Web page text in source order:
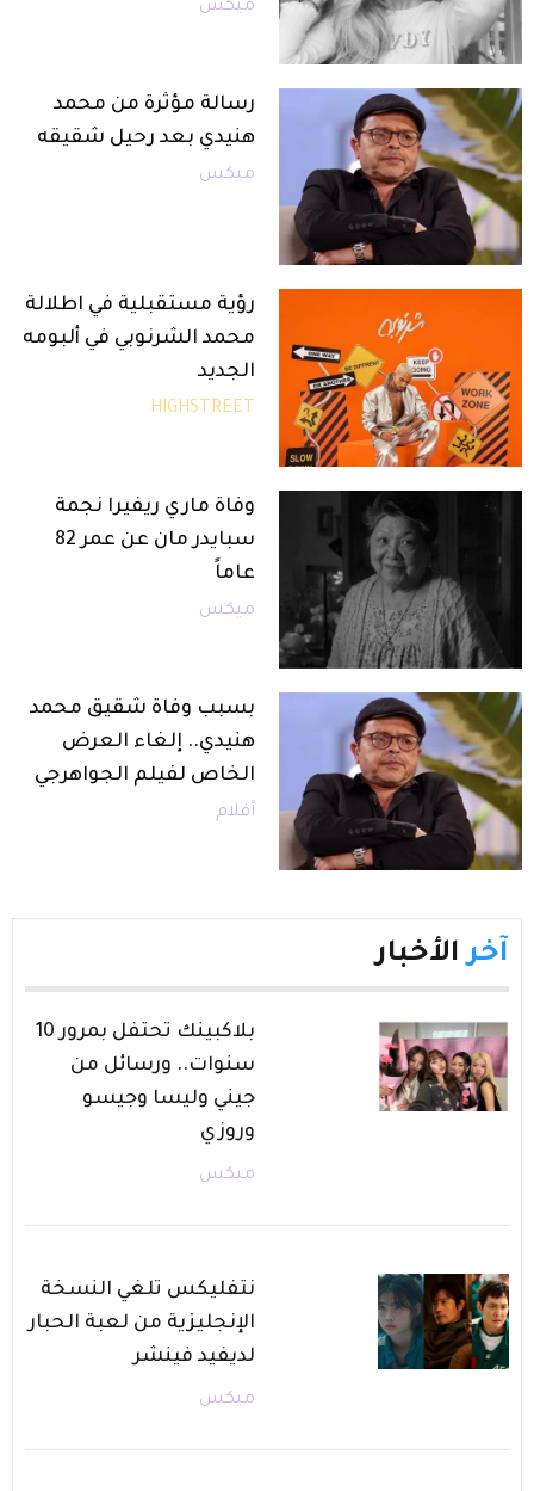
ميكس
رسالة مؤثرة من محمد
هنيدي بعد رحيل شقيقه
ميكس
رؤية مستقبلية في اطلالة
محمد الشرنوبي في ألبومه
الجديد
HIGHSTREET
وفاة ماري ريفيرا نجمة
سبايدر مان عن عمر 82
عاماً
ميكس
بسبب وفاة شقيق محمد
هنيدي.. إلغاء العرض
الخاص لفيلم الجواهرجي
أفلام
آخر الأخبار
بلاكبينك تحتفل بمرور 10
سنوات.. ورسائل من
جيني وليسا وجيسو
وروزي
ميكس
نتفليكس تلغي النسخة
الإنجليزية من لعبة الحبار
لديفيد فينشر
ميكس